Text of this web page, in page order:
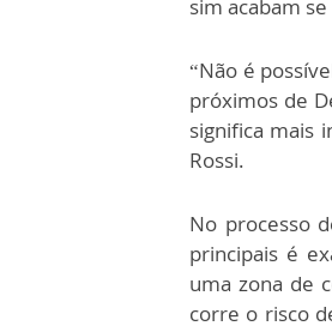
sim acabam
“Não é
próximos de
significa mais
Rossi.
No processo
principais é
uma zona de
corre o risco